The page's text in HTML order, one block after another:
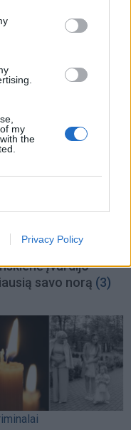
my
the
Privacy Policy
iš emigracijos
Karina
įvardijo
savo norą (3)